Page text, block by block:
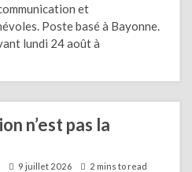
et
Poste basé à Bayonne.
lundi 24 août à
n’est pas la
9 juillet 2026 2 mins to read